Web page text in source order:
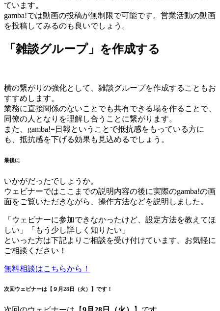
ています。
gamba!では動画の投稿が無制限で可能です。営業活動の動画
を投稿してみるのも良いでしょう。
「雑談グループ」を作成する
横の繋がりの強化として、雑談グループを作成することもお
すすめします。
業務に直接関係のないことでも共有できる場を作ることで、
同僚の人となりを理解し合うことに繋がります。
また、gamba!=日報ということで抵抗感をもっている方に
も、抵抗感を下げる効果も見込めるでしょう。
最後に
いかがだったでしょうか。
ウェビナーではここまでの説明内容の後に実際のgamba!の画
面をご覧いただきながら、操作方法などを説明しました。
「ウェビナーに参加できなかったけど、設定方法を教えてほ
しい」「もう少し詳しく知りたい」
といった方は下記よりご相談を受け付けています。お気軽に
ご相談ください！
無料相談はこちらから！
次回ウェビナーは【 ９月28日（火） 】です！